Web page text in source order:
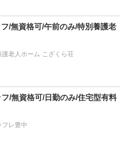
/無資格可/午前のみ/特別養護老
老人ホーム こざくら荘
フ/無資格可/日勤のみ/住宅型有料
レ豊中